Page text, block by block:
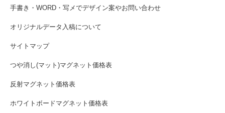
手書き・WORD・写メでデザイン案やお問い合わせ
オリジナルデータ入稿について
サイトマップ
つや消し(マット)マグネット価格表
反射マグネット価格表
ホワイトボードマグネット価格表